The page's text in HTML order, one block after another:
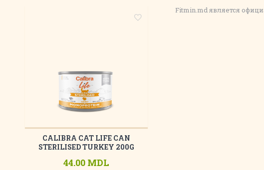
CALIBRA CAT LIFE CAN
STERILISED TURKEY 200G
44.00 MDL
Fitmin.md является